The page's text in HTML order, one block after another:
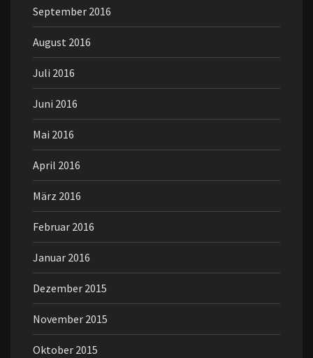
September 2016
August 2016
Juli 2016
Juni 2016
Mai 2016
April 2016
März 2016
Februar 2016
Januar 2016
Dezember 2015
November 2015
Oktober 2015